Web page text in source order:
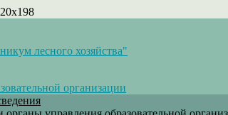
лесного хозяйства"
организации